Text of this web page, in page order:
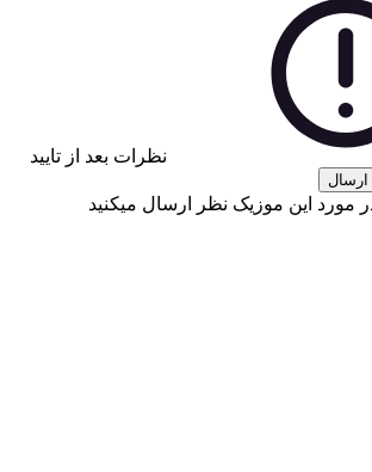
نظرات بعد از تایید
ارسال
مورد این موزیک نظر ارسال میکنید